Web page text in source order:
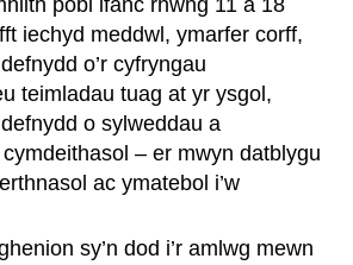
pobl ifanc rhwng 11 a 18
iechyd meddwl, ymarfer corff,
o’r cyfryngau
teimladau tuag at yr ysgol,
o sylweddau a
– er mwyn datblygu
ac ymatebol i’w
sy’n dod i’r amlwg mewn